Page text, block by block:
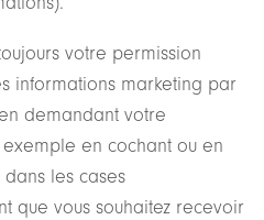
votre permission
informations marketing par
demandant votre
en cochant ou en
les cases
que vous souhaitez recevoir